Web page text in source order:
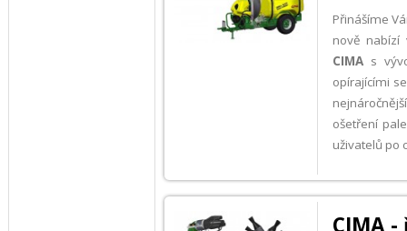
Přinášíme
nově nabízí
CIMA s
opírajícími
ošetření
uživatelů po
CIMA